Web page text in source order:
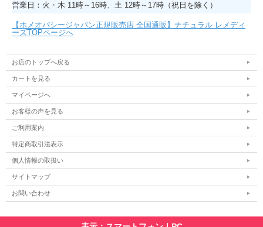
営業日：火・木 11時～16時、土 12時～17時（祝日を除く）
【ホメオパシージャパン正規販売店 全国通販】ナチュラル レメディ
ーズTOPページへ
お店のトップへ戻る
カートを見る
マイページへ
お客様の声を見る
ご利用案内
特定商取引法表示
個人情報の取扱い
サイトマップ
お問い合わせ